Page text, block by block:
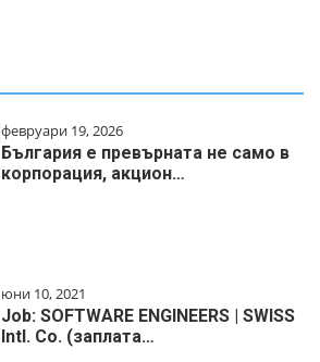
февруари 19, 2026
България е превърната не само в
корпорация, акцион…
юни 10, 2021
Job: SOFTWARE ENGINEERS | SWISS
Intl. Co. (заплата…